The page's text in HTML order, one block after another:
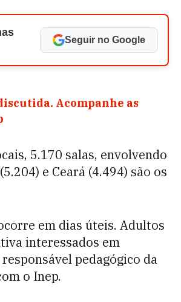
Seguir no Google
Acompanhe as
5.170 salas, envolvendo
e Ceará (4.494) são os
em dias úteis. Adultos
interessados em
pedagógico da
o Inep.